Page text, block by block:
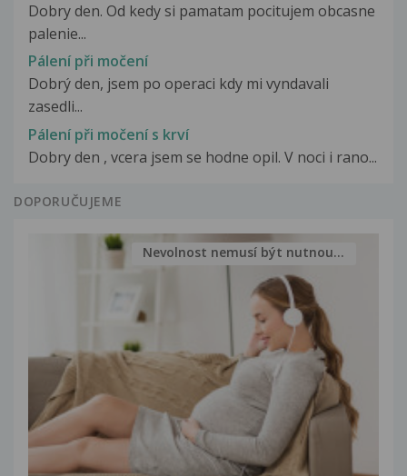
Dobry den. Od kedy si pamatam pocitujem obcasne
palenie...
Pálení při močení
Dobrý den, jsem po operaci kdy mi vyndavali
zasedli...
Pálení při močení s krví
Dobry den , vcera jsem se hodne opil. V noci i rano...
DOPORUČUJEME
Nevolnost nemusí být nutnou...